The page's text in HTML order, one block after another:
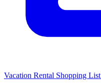
Vacation Rental Shopping List